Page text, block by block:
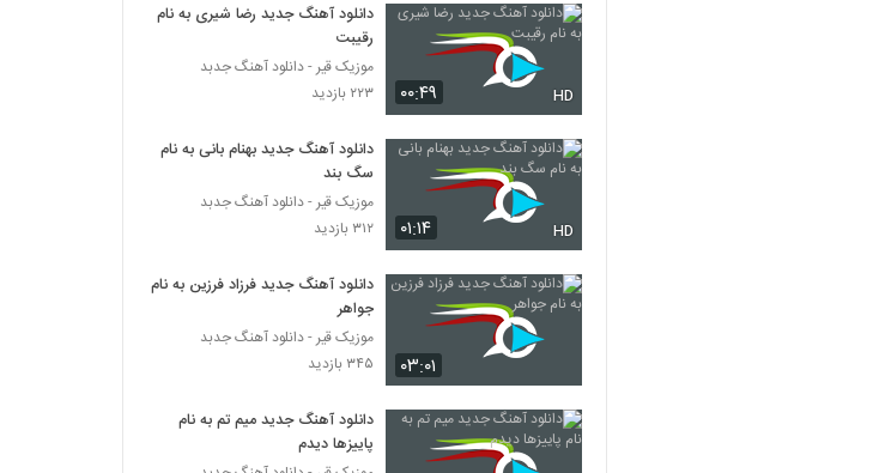
Sooratgar)
۱,۴۶۷ بازدید
موزیک زیبای عهد کردم از ایوان بند
۲,۴۳۸ بازدید
موزیک زیبای ای یار از سینا شعبانخانی
دانلود آهنگ به کی بگم از امیرعلی
۲,۳۷۵ بازدید
دانلود آهنگ ابوالفضل اسماعیلی سرگردون
(Abolfazl Esmaeili Sargardoonam)
۰۰:۴۹ HD
دانلود آهنگ جدید رضا شیری به نام
رقیبت
موزیک قیر - دانلود آهنگ جدبد
۲۲۳ بازدید
۰۱:۱۴ HD
دانلود آهنگ جدید بهنام بانی به نام
سگ بند
موزیک قیر - دانلود آهنگ جدبد
۳۱۲ بازدید
۰۳:۰۱
دانلود آهنگ جدید فرزاد فرزین به نام
جواهر
موزیک قیر - دانلود آهنگ جدبد
۳۴۵ بازدید
دانلود آهنگ جدید میم تم به نام
پاییزها دیدم